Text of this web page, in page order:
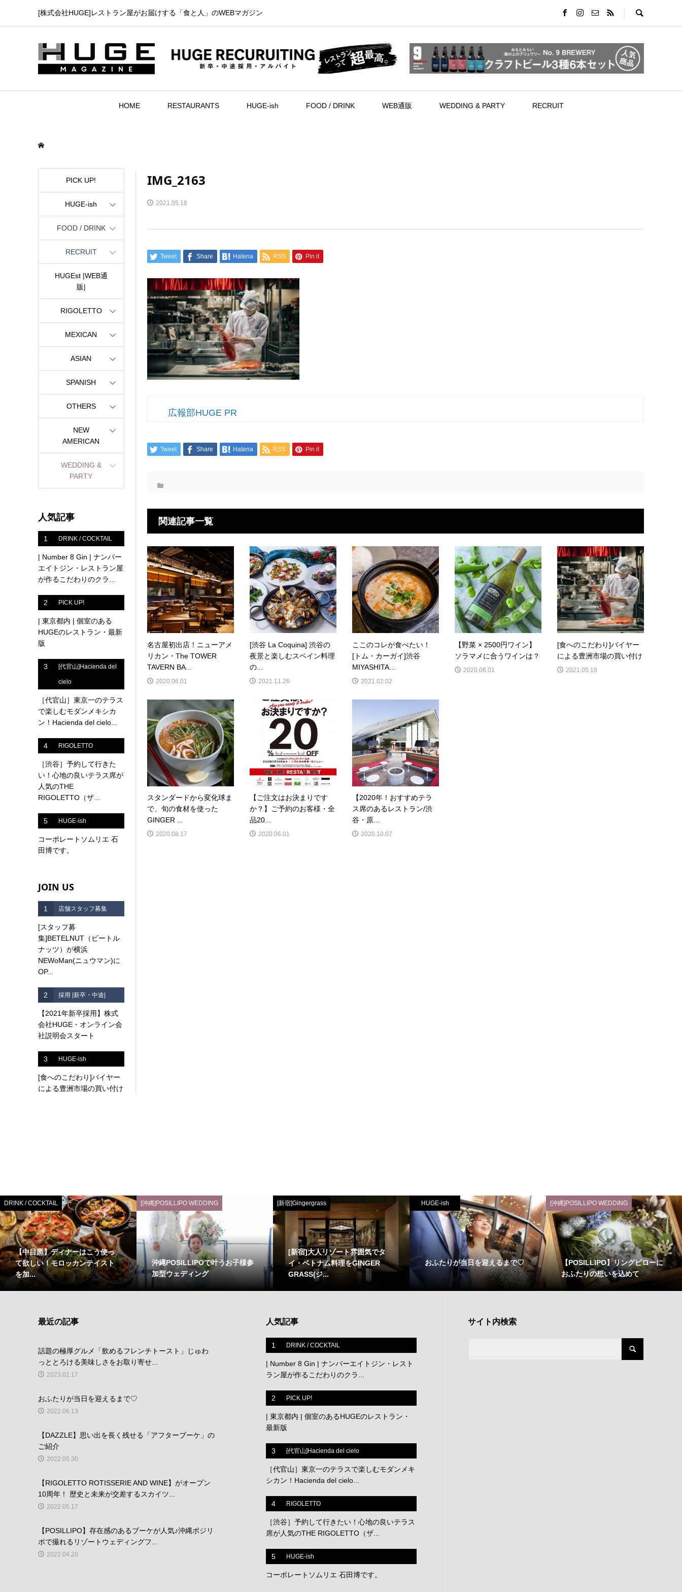
[株式会社HUGE]レストラン屋がお届けする「食と人」のWEBマガジン
HOME RESTAURANTS HUGE-ish FOOD / DRINK WEB通販 WEDDING & PARTY RECRUIT
IMG_2163
2021.05.18
Tweet Share Hatena RSS Pin it
広報部HUGE PR
Tweet Share Hatena RSS Pin it
関連記事一覧
名古屋初出店！ニューアメ
リカン・The TOWER
TAVERN BA...
2020.06.01
[渋谷 La Coquina] 渋谷の
夜景と楽しむスペイン料理
の...
2021.11.26
ここのコレが食べたい！
[トム・カーガイ]渋谷
MIYASHITA...
2021.02.02
【野菜 × 2500円ワイン】
ソラマメに合うワインは？
2020.06.01
[食へのこだわり]バイヤー
による豊洲市場の買い付け
2021.05.18
スタンダードから変化球ま
で、旬の食材を使った
GINGER ...
2020.08.17
【ご注文はお決まりです
か？】ご予約のお客様・全
品20...
2020.06.01
【2020年！おすすめテラ
ス席のあるレストラン/渋
谷・原...
2020.10.07
PICK UP!
HUGE-ish
FOOD / DRINK
RECRUIT
HUGEst |WEB通
販|
RIGOLETTO
MEXICAN
ASIAN
SPANISH
OTHERS
NEW
AMERICAN
WEDDING &
PARTY
人気記事
1 DRINK / COCKTAIL
| Number 8 Gin | ナンバー
エイトジン・レストラン屋
が作るこだわりのクラ...
2 PICK UP!
| 東京都内 | 個室のある
HUGEのレストラン・最新
版
3 [代官山]Hacienda del
cielo
［代官山］東京一のテラス
で楽しむモダンメキシカ
ン！Hacienda del cielo...
4 RIGOLETTO
［渋谷］予約して行きた
い！心地の良いテラス席が
人気のTHE
RIGOLETTO（ザ...
5 HUGE-ish
コーポレートソムリエ 石
田博です。
JOIN US
1 店舗スタッフ募集
[スタッフ募
集]BETELNUT（ビートル
ナッツ）が横浜
NEWoMan(ニュウマン)に
OP...
2 採用 |新卒・中途|
【2021年新卒採用】株式
会社HUGE・オンライン会
社説明会スタート
3 HUGE-ish
[食へのこだわり]バイヤー
による豊洲市場の買い付け
DRINK / COCKTAIL
【中目黒】ディナーはこう使っ
て欲しい！モロッカンテイスト
を加...
[沖縄]POSILLIPO WEDDING
沖縄POSILLIPOで叶うお子様参
加型ウェディング
[新宿]Gingergrass
[新宿]大人リゾート雰囲気でタ
イ・ベトナム料理をGINGER
GRASS(ジ...
HUGE-ish
おふたりが当日を迎えるまで♡
[沖縄]POSILLIPO WEDDING
【POSILLIPO】リングピローに
おふたりの想いを込めて
最近の記事
話題の極厚グルメ「飲めるフレンチトースト」じゅわ
っととろける美味しさをお取り寄せ...
2023.02.17
おふたりが当日を迎えるまで♡
2022.06.13
【DAZZLE】思い出を長く残せる「アフターブーケ」の
ご紹介
2022.05.30
【RIGOLETTO ROTISSERIE AND WINE】がオープン
10周年！ 歴史と未来が交差するスカイツ...
2022.05.17
【POSILLIPO】存在感のあるブーケが人気♪沖縄ポジリ
ポで撮れるリゾートウェディングフ...
2022.04.20
人気記事
1 DRINK / COCKTAIL
| Number 8 Gin | ナンバーエイトジン・レスト
ラン屋が作るこだわりのクラ...
2 PICK UP!
| 東京都内 | 個室のあるHUGEのレストラン・
最新版
3 [代官山]Hacienda del cielo
［代官山］東京一のテラスで楽しむモダンメキ
シカン！Hacienda del cielo...
4 RIGOLETTO
［渋谷］予約して行きたい！心地の良いテラス
席が人気のTHE RIGOLETTO（ザ...
5 HUGE-ish
コーポレートソムリエ 石田博です。
サイト内検索